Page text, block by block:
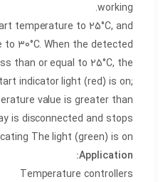
working.
temperature to 25°C, and
30°C. When the detected
than or equal to 25°C, the
indicator light (red) is on;
value is greater than
is disconnected and stops
The light (green) is on.
Application:
Temperature controllers